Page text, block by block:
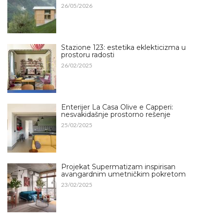
26/05/2026
Stazione 123: estetika eklekticizma u
prostoru radosti
26/02/2025
Enterijer La Casa Olive e Capperi:
nesvakidašnje prostorno rešenje
25/02/2025
Projekat Supermatizam inspirisan
avangardnim umetničkim pokretom
23/02/2025